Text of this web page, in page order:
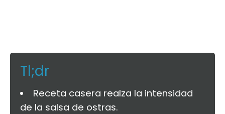
Tl;dr
Receta casera realza la intensidad
de la salsa de ostras.